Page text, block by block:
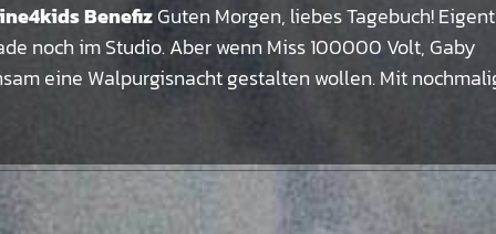
BenefizGuten Morgen, liebes Tagebuch!
noch im Studio. Aber wenn Miss 100000 Volt, Gaby
eine Walpurgisnacht gestalten wollen. Mit